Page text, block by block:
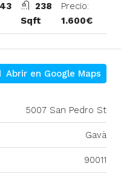
238
Sqft
Precio:
1.600€
Abrir en Google Maps
5007 San Pedro St
Gavà
90011